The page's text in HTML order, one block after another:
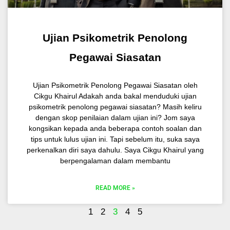
Ujian Psikometrik Penolong
Pegawai Siasatan
Ujian Psikometrik Penolong Pegawai Siasatan oleh
Cikgu Khairul Adakah anda bakal menduduki ujian
psikometrik penolong pegawai siasatan? Masih keliru
dengan skop penilaian dalam ujian ini? Jom saya
kongsikan kepada anda beberapa contoh soalan dan
tips untuk lulus ujian ini. Tapi sebelum itu, suka saya
perkenalkan diri saya dahulu. Saya Cikgu Khairul yang
berpengalaman dalam membantu
READ MORE »
1 2 3 4 5